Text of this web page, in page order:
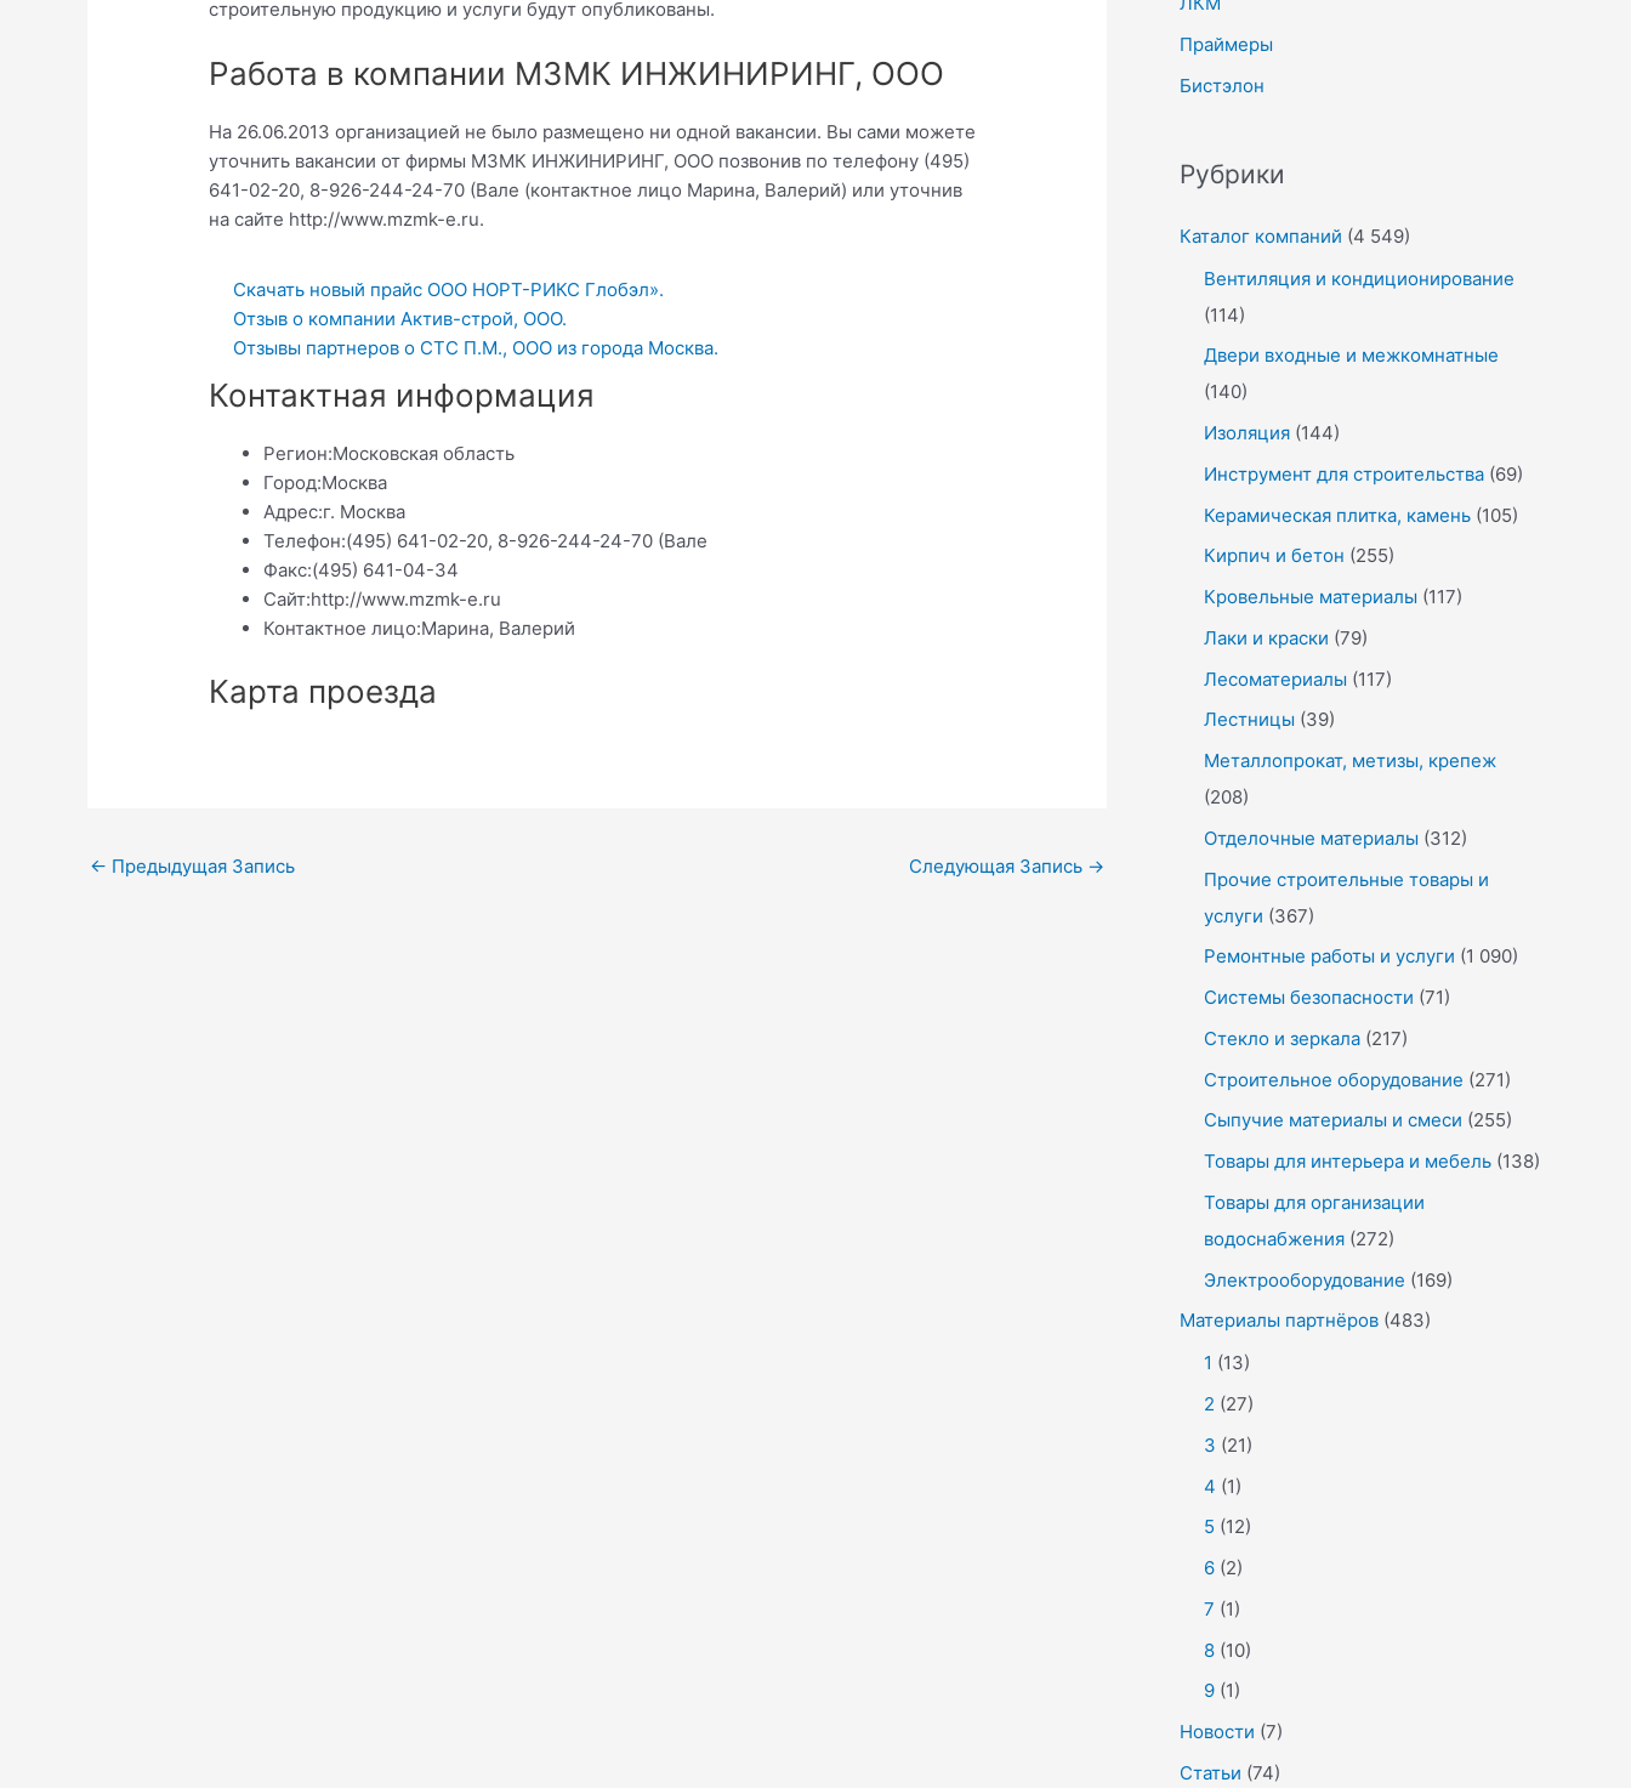
строительную продукцию и услуги будут опубликованы.
Работа в компании МЗМК ИНЖИНИРИНГ, ООО
На 26.06.2013 организацией не было размещено ни одной вакансии. Вы сами можете
уточнить вакансии от фирмы МЗМК ИНЖИНИРИНГ, ООО позвонив по телефону (495)
641-02-20, 8-926-244-24-70 (Вале (контактное лицо Марина, Валерий) или уточнив
на сайте http://www.mzmk-e.ru.
Скачать новый прайс ООО НОРТ-РИКС Глобэл».
Отзыв о компании Актив-строй, OOO.
Отзывы партнеров о СТС П.М., ООО из города Москва.
Контактная информация
Регион:Московская область
Город:Москва
Адрес:г. Москва
Телефон:(495) 641-02-20, 8-926-244-24-70 (Вале
Факс:(495) 641-04-34
Сайт:http://www.mzmk-e.ru
Контактное лицо:Марина, Валерий
Карта проезда
Навигация
← Предыдущая Запись Следующая Запись →
Праймеры
Бистэлон
Рубрики
Каталог компаний (4 549)
Вентиляция и кондиционирование
(114)
Двери входные и межкомнатные
(140)
Изоляция (144)
Инструмент для строительства (69)
Керамическая плитка, камень (105)
Кирпич и бетон (255)
Кровельные материалы (117)
Лаки и краски (79)
Лесоматериалы (117)
Лестницы (39)
Металлопрокат, метизы, крепеж
(208)
Отделочные материалы (312)
Прочие строительные товары и
услуги (367)
Ремонтные работы и услуги (1 090)
Системы безопасности (71)
Стекло и зеркала (217)
Строительное оборудование (271)
Сыпучие материалы и смеси (255)
Товары для интерьера и мебель (138)
Товары для организации
водоснабжения (272)
Электрооборудование (169)
Материалы партнёров (483)
1 (13)
2 (27)
3 (21)
4 (1)
5 (12)
6 (2)
7 (1)
8 (10)
9 (1)
Новости (7)
Статьи (74)